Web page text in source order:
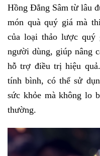
Hồng Đẳng Sâm từ lâu
món quà quý giá mà
của loại thảo lược quý
người dùng, giúp nâng
hỗ trợ điều trị hiệu
tính bình, có thể sử
sức khỏe mà không lo
thường.